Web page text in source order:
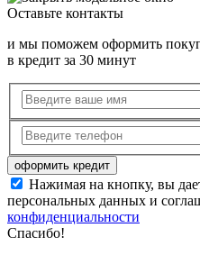
Оставьте контакты
и мы поможем оформить
в кредит за 30 минут
Нажимая на кнопку, вы
персональных данных и
конфиденциальности
Спасибо!